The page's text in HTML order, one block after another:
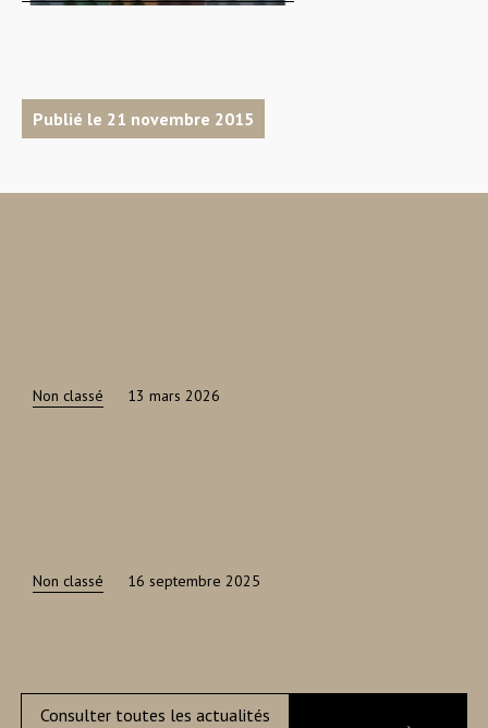
Publié le 21 novembre 2015
Non classé 13 mars 2026
Non classé 16 septembre 2025
Consulter toutes les actualités